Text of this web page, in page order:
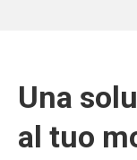
Una
al tuo